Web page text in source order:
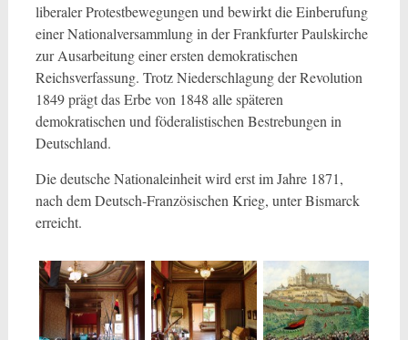
liberaler Protestbewegungen und bewirkt die Einberufung
einer Nationalversammlung in der Frankfurter Paulskirche
zur Ausarbeitung einer ersten demokratischen
Reichsverfassung. Trotz Niederschlagung der Revolution
1849 prägt das Erbe von 1848 alle späteren
demokratischen und föderalistischen Bestrebungen in
Deutschland.
Die deutsche Nationaleinheit wird erst im Jahre 1871,
nach dem Deutsch-Französischen Krieg, unter Bismarck
erreicht.